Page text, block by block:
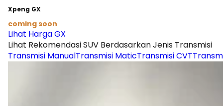
Xpeng GX
coming soon
Lihat Harga GX
Lihat Rekomendasi SUV Berdasarkan Jenis Transmisi
Transmisi ManualTransmisi MaticTransmisi CVT